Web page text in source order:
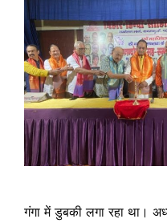
गंगा में डुबकी लगा रहा था।